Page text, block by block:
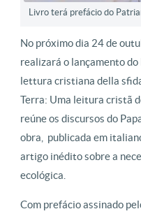
Livro terá prefácio do
No próximo dia 24 de
realizará o lançamento
lettura cristiana della
Terra: Uma leitura cristã
reúne os discursos do
obra, publicada em
artigo inédito sobre a
ecológica.
Com prefácio assinado